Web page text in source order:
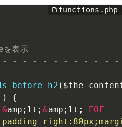
- - - - - - - - - -
表示
- - - - - - - - - -
(
)
{
&amp ; lt ;&amp ; lt ;
EOF